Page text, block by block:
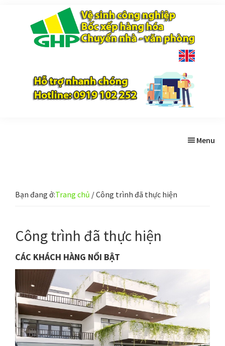
Phúc
lượng
-
Menu
Bạn đang ở:Trang chủ /Công trình đã thực hiện
Công trình đã thực hiện
CÁC KHÁCH HÀNG NỔI BẬT